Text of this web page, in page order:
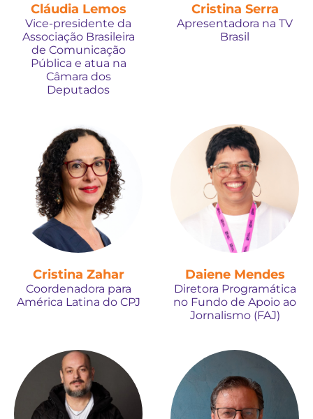
Cláudia Lemos
Vice-presidente da
Associação Brasileira
de Comunicação
Pública e atua na
Câmara dos
Deputados
Cristina Serra
Apresentadora na TV
Brasil
Cristina Zahar
Coordenadora para
América Latina do CPJ
Daiene Mendes
Diretora Programática
no Fundo de Apoio ao
Jornalismo (FAJ)